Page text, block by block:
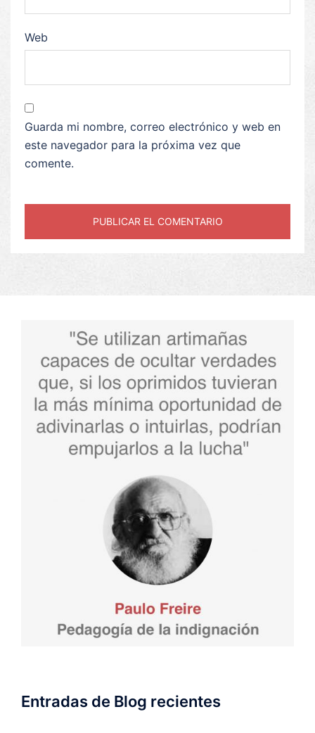
Web
Guarda mi nombre, correo electrónico y web en
este navegador para la próxima vez que
comente.
Entradas de Blog recientes